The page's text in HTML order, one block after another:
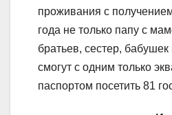
проживания с
года не только папу с
братьев, сестер,
смогут с одним только
паспортом посетить 81